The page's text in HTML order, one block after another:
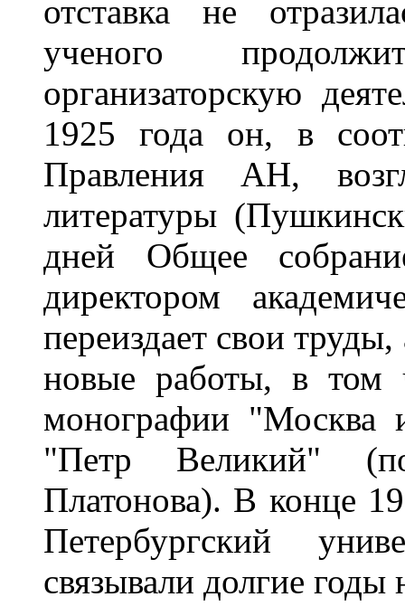
отставка не
ученого
организаторскую
1925 года он, в
Правления АН,
литературы
дней Общее
директором
переиздает свои
новые работы, в
монографии
"Петр Великий"
Платонова). В конце
Петербургский
связывали долгие годы